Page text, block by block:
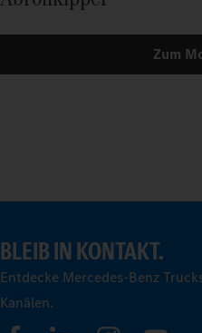
Zum
BLEIB IN KONTAKT.
Entdecke Mercedes-Benz
Kanälen.